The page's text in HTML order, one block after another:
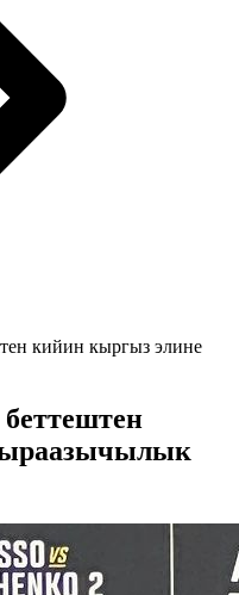
кийин кыргыз элине